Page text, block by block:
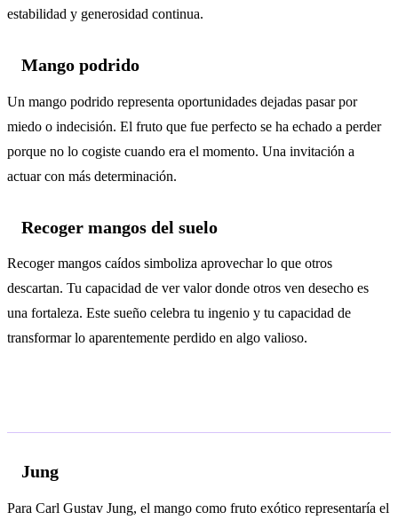
estabilidad y generosidad continua.
Mango podrido
Un mango podrido representa oportunidades dejadas pasar por
miedo o indecisión. El fruto que fue perfecto se ha echado a perder
porque no lo cogiste cuando era el momento. Una invitación a
actuar con más determinación.
Recoger mangos del suelo
Recoger mangos caídos simboliza aprovechar lo que otros
descartan. Tu capacidad de ver valor donde otros ven desecho es
una fortaleza. Este sueño celebra tu ingenio y tu capacidad de
transformar lo aparentemente perdido en algo valioso.
Jung
Para Carl Gustav Jung, el mango como fruto exótico representaría el